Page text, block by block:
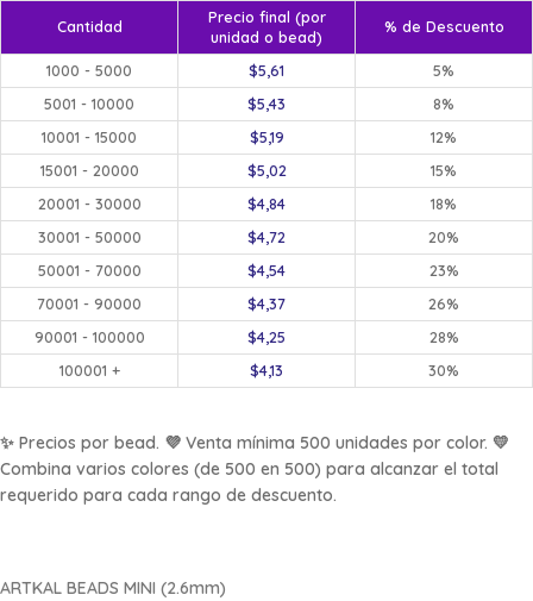
Cantidad
Precio final (por
unidad o bead)
% de Descuento
1000 - 5000 $5,61
5%
5001 - 10000
$5,43
8%
10001 - 15000
$5,19
12%
15001 - 20000
$5,02
15%
20001 - 30000
$4,84
18%
30001 - 50000
$4,72
20%
50001 - 70000
$4,54
23%
70001 - 90000
$4,37
26%
90001 - 100000
$4,25
28%
100001 +
$4,13 30%
✨ Precios por bead. 💜 Venta mínima 500 unidades por color. 💛
Combina varios colores (de 500 en 500) para alcanzar el total
requerido para cada rango de descuento.
ARTKAL BEADS MINI (2.6mm)